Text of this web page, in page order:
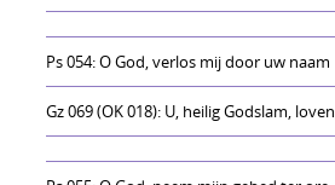
Ps 054: O God, verlos mij door uw naam
Gz 069 (OK 018): U, heilig Godslam,